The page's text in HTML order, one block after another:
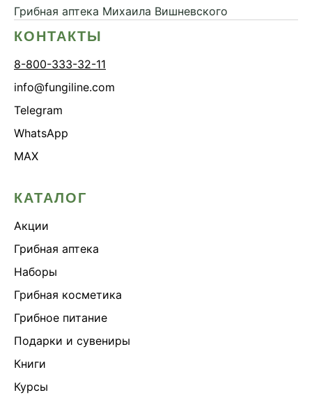
Грибная аптека Михаила Вишневского
КОНТАКТЫ
8-800-333-32-11
info@fungiline.com
Telegram
WhatsApp
MAX
КАТАЛОГ
Акции
Грибная аптека
Наборы
Грибная косметика
Грибное питание
Подарки и сувениры
Книги
Курсы